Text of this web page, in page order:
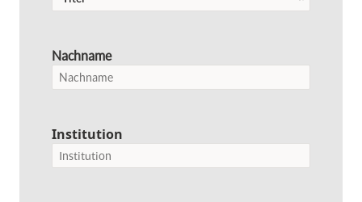
Nachname
Institution